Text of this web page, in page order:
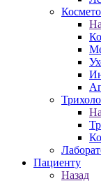
Пациенту
Назад